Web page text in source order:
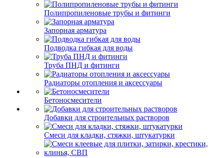
Полипропиленовые трубы и фитинги
Запорная арматура
Подводка гибкая для воды
Труба ПНД и фитинги
Радиаторы отопления и аксессуары
Бетоносмесители
Добавки для строительных растворов
Смеси для кладки, стяжки, штукатурки